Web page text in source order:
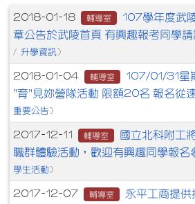
文章列表
2018-01-18 輔導室
107學年度武
章公告於武陵首頁 有興趣報考同學請
/ 升學資訊 )
2018-01-04 輔導室
107/01/31星
"育"見妳營隊活動 限額20名 報名從
重要公告 )
2017-12-11 輔導室
國立北科附工
職群體驗活動，歡迎有興趣同學報名
學生活動 )
2017-12-07 輔導室
永平工商提供